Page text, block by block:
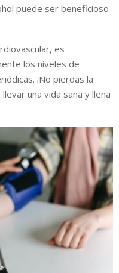
puede ser beneficioso
es
los niveles de
¡No pierdas la
una vida sana y llena